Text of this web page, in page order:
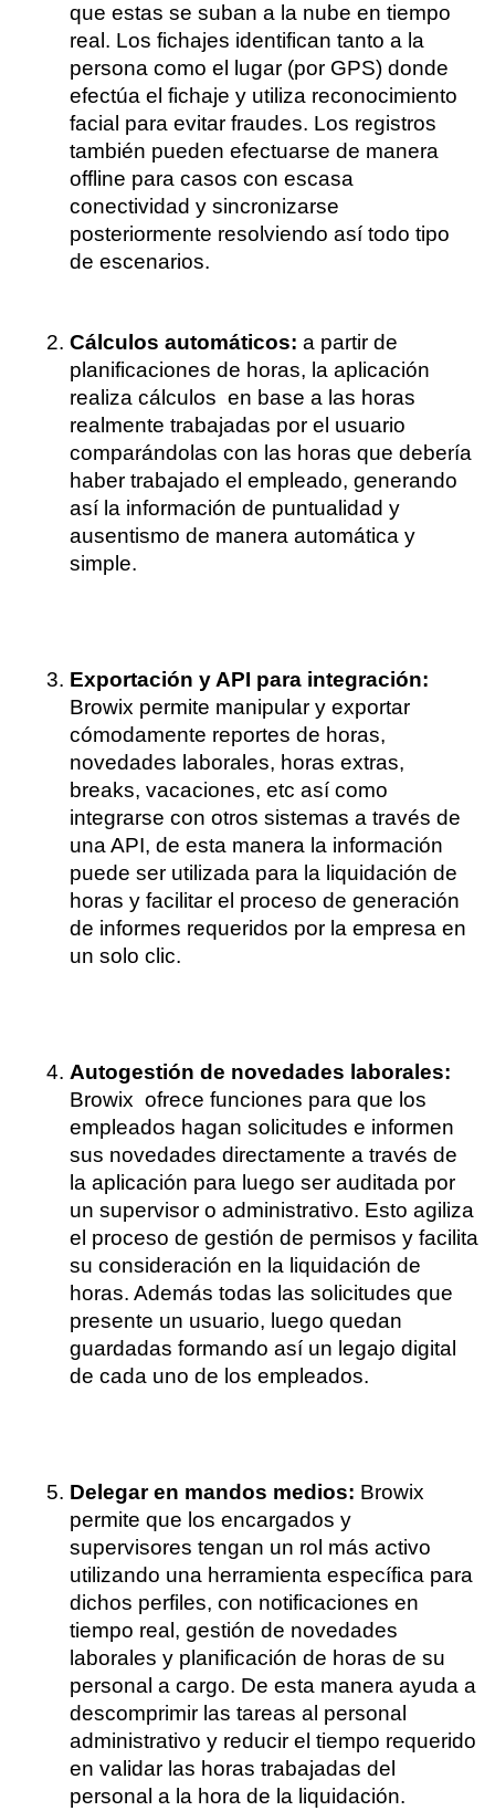
que estas se suban a la nube en tiempo
real. Los fichajes identifican tanto a la
persona como el lugar (por GPS) donde
efectúa el fichaje y utiliza reconocimiento
facial para evitar fraudes. Los registros
también pueden efectuarse de manera
offline para casos con escasa
conectividad y sincronizarse
posteriormente resolviendo así todo tipo
de escenarios.
Cálculos automáticos: a partir de
planificaciones de horas, la aplicación
realiza cálculos  en base a las horas
realmente trabajadas por el usuario
comparándolas con las horas que debería
haber trabajado el empleado, generando
así la información de puntualidad y
ausentismo de manera automática y
simple.
Browix permite manipular y exportar
cómodamente reportes de horas,
novedades laborales, horas extras,
breaks, vacaciones, etc así como
integrarse con otros sistemas a través de
una API, de esta manera la información
puede ser utilizada para la liquidación de
horas y facilitar el proceso de generación
de informes requeridos por la empresa en
un solo clic.
Autogestión de novedades laborales:
Browix  ofrece funciones para que los
empleados hagan solicitudes e informen
sus novedades directamente a través de
la aplicación para luego ser auditada por
un supervisor o administrativo. Esto agiliza
el proceso de gestión de permisos y facilita
su consideración en la liquidación de
horas. Además todas las solicitudes que
presente un usuario, luego quedan
guardadas formando así un legajo digital
de cada uno de los empleados.
Delegar en mandos medios: Browix
permite que los encargados y
supervisores tengan un rol más activo
utilizando una herramienta específica para
dichos perfiles, con notificaciones en
tiempo real, gestión de novedades
laborales y planificación de horas de su
personal a cargo. De esta manera ayuda a
descomprimir las tareas al personal
administrativo y reducir el tiempo requerido
en validar las horas trabajadas del
personal a la hora de la liquidación.